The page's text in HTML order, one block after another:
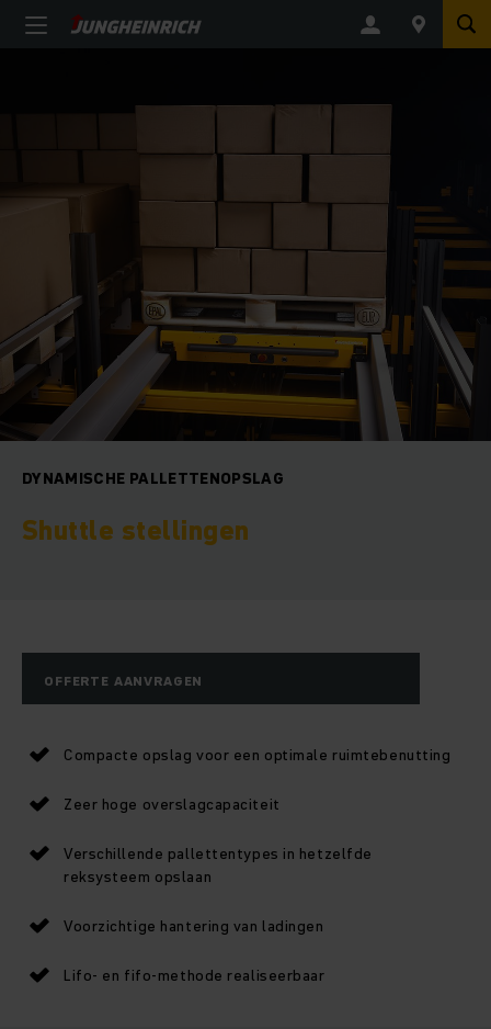
DYNAMISCHE PALLETTENOPSLAG
Shuttle stellingen
OFFERTE AANVRAGEN
Compacte opslag voor een optimale ruimtebenutting
Zeer hoge overslagcapaciteit
Verschillende pallettentypes in hetzelfde
reksysteem opslaan
Voorzichtige hantering van ladingen
Lifo- en fifo-methode realiseerbaar